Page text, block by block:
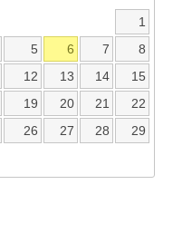
1
5 6 7
8
12 13 14
15
19 20 21
22
26 27 28
29